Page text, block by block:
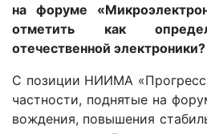
на форуме
отметить как
отечественной электроники?
С позиции НИИМА
частности, поднятые на
вождения, повышения